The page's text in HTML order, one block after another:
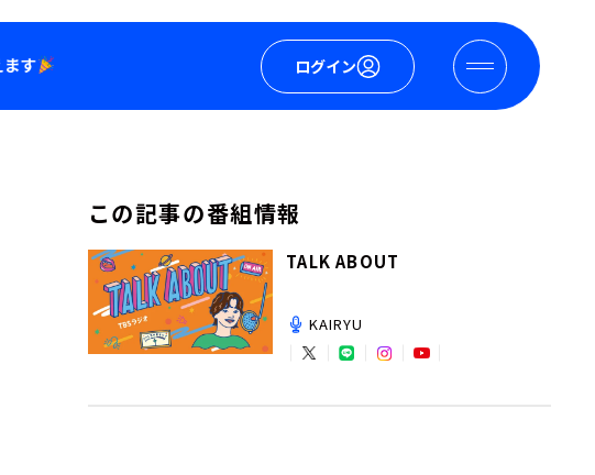
ログイン
この記事の番組情報
TALK ABOUT
KAIRYU